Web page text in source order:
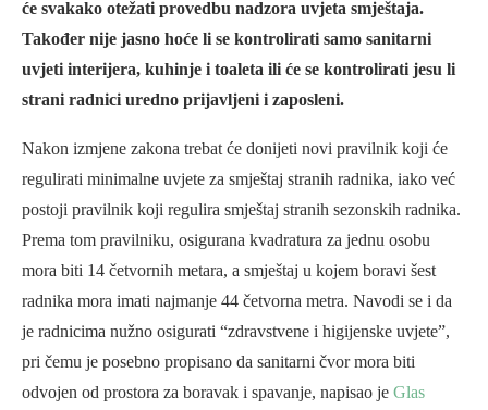
će svakako otežati provedbu nadzora uvjeta smještaja.
Također nije jasno hoće li se kontrolirati samo sanitarni
uvjeti interijera, kuhinje i toaleta ili će se kontrolirati jesu li
strani radnici uredno prijavljeni i zaposleni.
Nakon izmjene zakona trebat će donijeti novi pravilnik koji će
regulirati minimalne uvjete za smještaj stranih radnika, iako već
postoji pravilnik koji regulira smještaj stranih sezonskih radnika.
Prema tom pravilniku, osigurana kvadratura za jednu osobu
mora biti 14 četvornih metara, a smještaj u kojem boravi šest
radnika mora imati najmanje 44 četvorna metra. Navodi se i da
je radnicima nužno osigurati “zdravstvene i higijenske uvjete”,
pri čemu je posebno propisano da sanitarni čvor mora biti
odvojen od prostora za boravak i spavanje, napisao je Glas